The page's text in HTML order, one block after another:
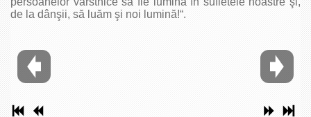
de la dânşii, să luăm şi noi lumină!“.